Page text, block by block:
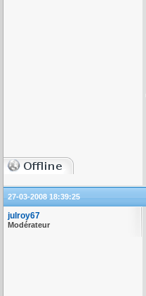
27-03-2008 18:39:25
julroy67
Modérateur